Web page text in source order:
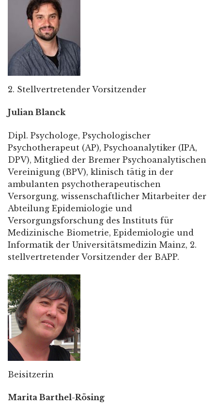
2. Stellvertretender Vorsitzender
Julian Blanck
Dipl. Psychologe, Psychologischer
Psychotherapeut (AP), Psychoanalytiker (IPA,
DPV), Mitglied der Bremer Psychoanalytischen
Vereinigung (BPV), klinisch tätig in der
ambulanten psychotherapeutischen
Versorgung, wissenschaftlicher Mitarbeiter der
Abteilung Epidemiologie und
Versorgungsforschung des Instituts für
Medizinische Biometrie, Epidemiologie und
Informatik der Universitätsmedizin Mainz, 2.
stellvertretender Vorsitzender der BAPP.
Beisitzerin
Marita Barthel-Rösing